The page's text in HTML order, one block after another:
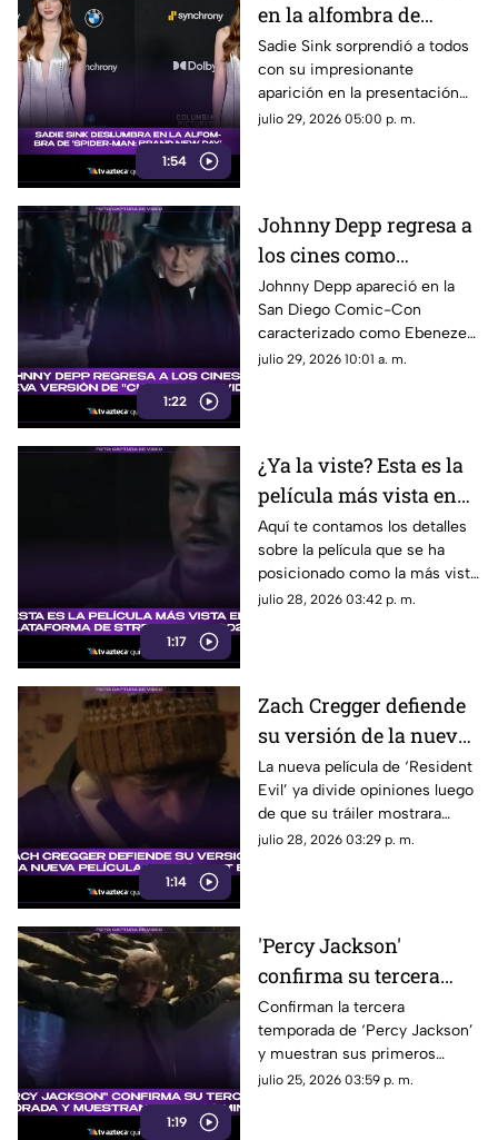
1:54
en la alfombra de
'Spider-Man: Brand
New Day'
Sadie Sink sorprendió a todos
con su impresionante
aparición en la presentación
de ‘Spider-Man: Brand New
julio 29, 2026 05:00 p. m.
1:22
Johnny Depp regresa a
los cines como
Ebenezer Scrooge en
nueva versión de
'Cuento de Navidad'
Johnny Depp apareció en la
San Diego Comic-Con
caracterizado como Ebenezer
Scrooge. Aquí te contamos los
julio 29, 2026 10:01 a. m.
1:17
¿Ya la viste? Esta es la
película más vista en
plataforma de
streaming en 2026;
logró superar las 147
millones de
Aquí te contamos los detalles
sobre la película que se ha
posicionado como la más vista
en plataforma de streaming de
julio 28, 2026 03:42 p. m.
1:14
Zach Cregger defiende
su versión de la nueva
película de 'Resident
Evil' y esto fue lo que
dijo al respecto
La nueva película de ‘Resident
Evil’ ya divide opiniones luego
de que su tráiler mostrara
elementos que no gustan a los
julio 28, 2026 03:29 p. m.
1:19
'Percy Jackson'
confirma su tercera
temporada y muestra
sus primeros minutos:
¿Cuándo se estrena?
Confirman la tercera
temporada de ‘Percy Jackson’
y muestran sus primeros
minutos. Fecha de estreno y
julio 25, 2026 03:59 p. m.